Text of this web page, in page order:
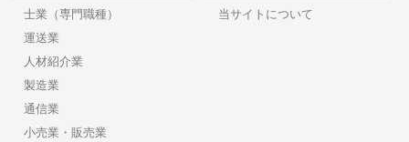
士業（専門職種）
運送業
人材紹介業
製造業
通信業
小売業・販売業
当サイトについて